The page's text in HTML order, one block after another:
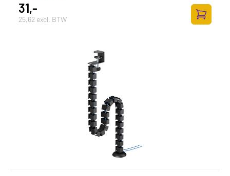
31,-
25,62 excl. BTW
Zum